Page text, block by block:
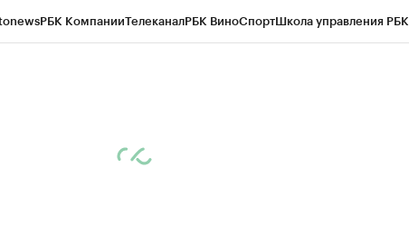
РБК КомпанииТелеканалРБК ВиноСпортШкола управления РБК